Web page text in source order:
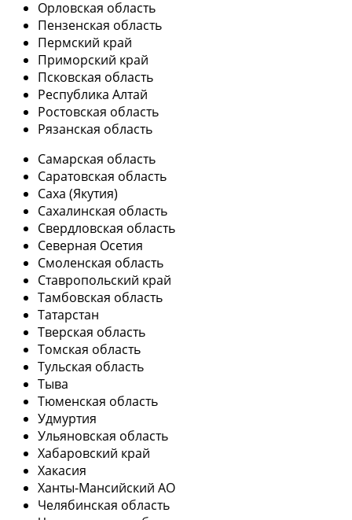
Орловская область
Пензенская область
Пермский край
Приморский край
Псковская область
Республика Алтай
Ростовская область
Рязанская область
Самарская область
Саратовская область
Саха (Якутия)
Сахалинская область
Свердловская область
Северная Осетия
Смоленская область
Ставропольский край
Тамбовская область
Татарстан
Тверская область
Томская область
Тульская область
Тыва
Тюменская область
Удмуртия
Ульяновская область
Хабаровский край
Хакасия
Ханты-Мансийский АО
Челябинская область